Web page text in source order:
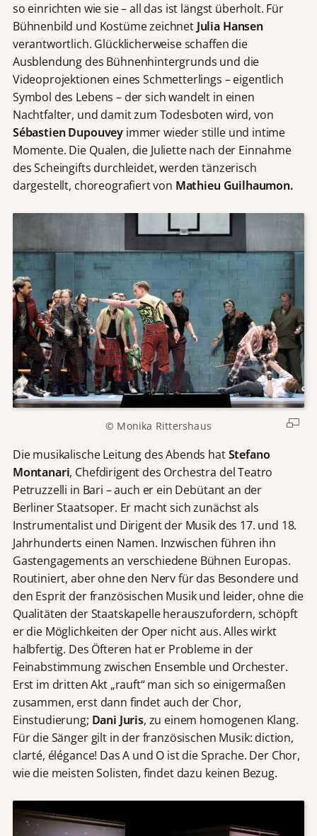
so einrichten wie sie – all das ist längst überholt. Für
Bühnenbild und Kostüme zeichnet Julia Hansen
verantwortlich. Glücklicherweise schaffen die
Ausblendung des Bühnenhintergrunds und die
Videoprojektionen eines Schmetterlings – eigentlich
Symbol des Lebens – der sich wandelt in einen
Nachtfalter, und damit zum Todesboten wird, von
Sébastien Dupouvey immer wieder stille und intime
Momente. Die Qualen, die Juliette nach der Einnahme
des Scheingifts durchleidet, werden tänzerisch
dargestellt, choreografiert von Mathieu Guilhaumon.
© Monika Rittershaus
Die musikalische Leitung des Abends hatStefano
Montanari, Chefdirigent des Orchestra del Teatro
Petruzzelli in Bari – auch er ein Debütant an der
Berliner Staatsoper. Er macht sich zunächst als
Instrumentalist und Dirigent der Musik des 17. und 18.
Jahrhunderts einen Namen. Inzwischen führen ihn
Gastengagements an verschiedene Bühnen Europas.
Routiniert, aber ohne den Nerv für das Besondere und
den Esprit der französischen Musik und leider, ohne die
Qualitäten der Staatskapelle herauszufordern, schöpft
er die Möglichkeiten der Oper nicht aus. Alles wirkt
halbfertig. Des Öfteren hat er Probleme in der
Feinabstimmung zwischen Ensemble und Orchester.
Erst im dritten Akt „rauft“ man sich so einigermaßen
zusammen, erst dann findet auch der Chor,
Einstudierung; Dani Juris, zu einem homogenen Klang.
Für die Sänger gilt in der französischen Musik: diction,
clarté, élégance! Das A und O ist die Sprache. Der Chor,
wie die meisten Solisten, findet dazu keinen Bezug.